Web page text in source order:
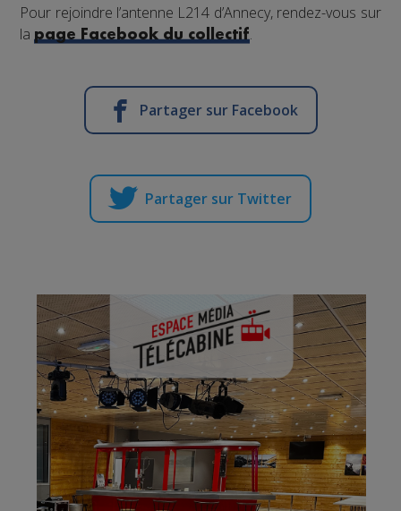
Pour rejoindre l’antenne L214 d’Annecy, rendez-vous sur
lapage Facebook du collectif.
Partager sur Facebook
Partager sur Twitter